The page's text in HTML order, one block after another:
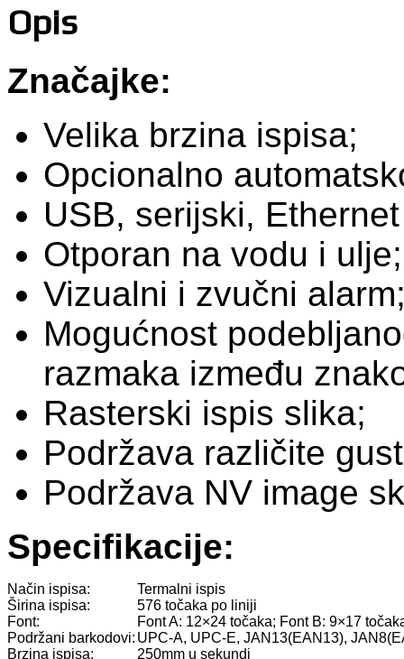
Opis
Značajke:
Velika brzina ispisa;
Opcionalno
USB, serijski,
Otporan na vodu i ulje;
Vizualni i zvučni
Mogućnost
razmaka između
Rasterski ispis slika;
Podržava različite
Podržava NV image
Specifikacije:
Način ispisa:
Termalni ispis
Širina ispisa:
576 točaka po liniji
Font:
Font A: 12×24 točaka; Font B: 9×17
Podržani barkodovi: UPC-A, UPC-E, JAN13(EAN13),
Brzina ispisa:
250mm u sekundi